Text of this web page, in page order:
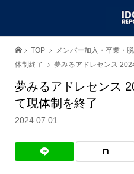
TOP メンバー加入・卒業・
体制終了
夢みるアドレセンス
夢みるアドレセンス
て現体制を終了
2024.07.01